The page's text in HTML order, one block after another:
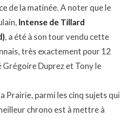
de la matinée. A noter que le
lntense de Tillard
, a été à son tour vendu cette
très exactement pour 12
Grégoire Duprez et Tony le
Prairie, parmi les cinq sujets qui
chrono est à mettre à